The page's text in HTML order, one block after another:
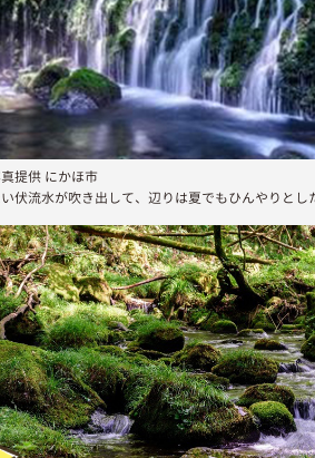
提供 にかほ市
伏流水が吹き出して、辺りは夏でもひんやりとし